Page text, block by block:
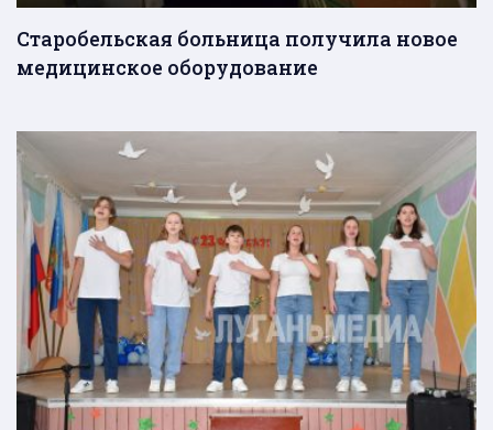
Старобельская больница получила новое
медицинское оборудование